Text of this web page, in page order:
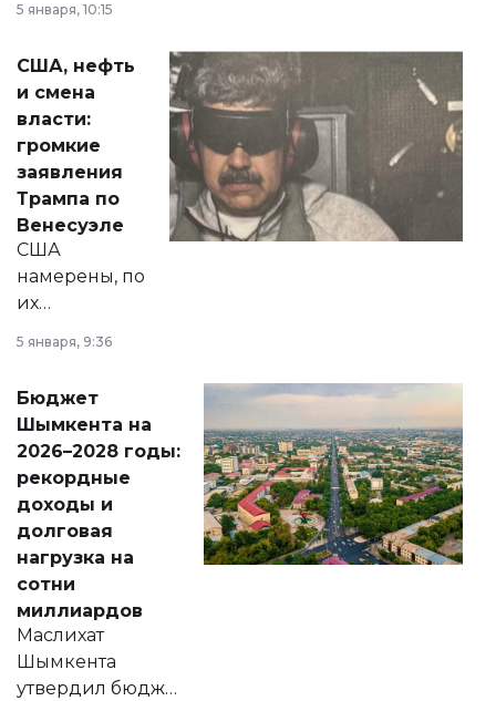
сразу несколько
актуальных тем —
от слухов о
политических
реформах до
вопросов армии,
экономики и
личного здоровья.
5 января, 10:15
США, нефть
и смена
власти:
громкие
заявления
Трампа по
Венесуэле
США
намерены, по
их
принести
народу
Венесуэлы.
5 января, 9:36
Бюджет
Шымкента на
2026–2028 годы:
рекордные
доходы и
долговая
нагрузка на
сотни
миллиардов
Маслихат
Шымкента
утвердил бюджет